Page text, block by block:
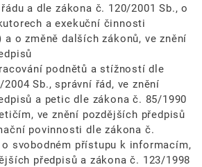
a dle zákona č. 120/2001 Sb., o
a exekuční činnosti
a o změně dalších zákonů, ve znění
podnětů a stížností dle
Sb., správní řád, ve znění
a petic dle zákona č. 85/1990
ve znění pozdějších předpisů
povinnosti dle zákona č.
o svobodném přístupu k informacím,
předpisů a zákona č. 123/1998